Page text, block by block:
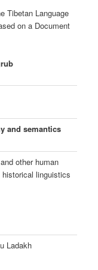
Tibetan Language
on a Document
and semantics
other human
linguistics
Ladakh